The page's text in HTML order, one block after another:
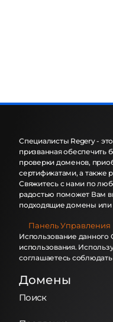
Специалисты Regery -
призванная
проверки доменов,
сертификатами, а также
Свяжитесь с нами по
радостью поможет Вам
подходящие домены или
Панель Управления
Использование данного
использования.
соглашаетесь соблюдать
Домены
Поиск